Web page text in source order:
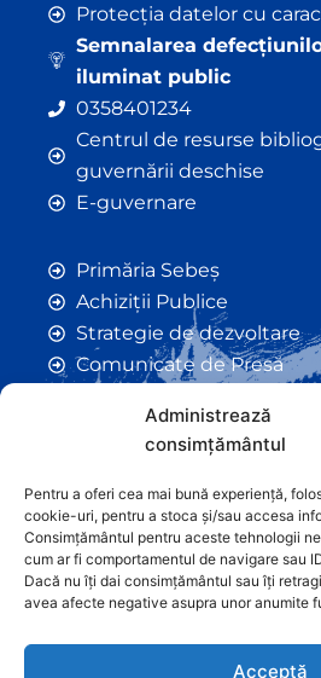
Administrează
consimțământul
Pentru a oferi cea mai bună experiență,
cookie-uri, pentru a stoca și/sau accesa
Consimțământul pentru aceste tehnologii
cum ar fi comportamentul de navigare sau
Dacă nu îți dai consimțământul sau îți
avea afecte negative asupra unor anumite
Acceptă
Protecția datelor cu
Semnalarea
iluminat public
0358401234
Centrul de resurse
guvernării deschise
E-guvernare
Primăria Sebeș
Achiziții Publice
Strategie de dezvoltare
Comunicate de Presă
Anunțuri
Hotarâri de Consiliu
Certificate de Urbanism
Autorizații de Construcții
Orașe Înfrățite
Contact